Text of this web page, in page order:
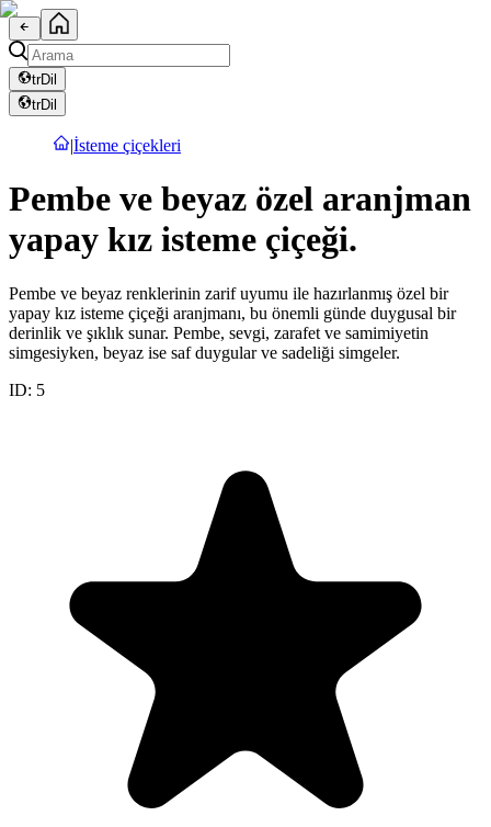
trDil
trDil
|İsteme çiçekleri
Pembe ve beyaz özel aranjman
yapay kız isteme çiçeği.
Pembe ve beyaz renklerinin zarif uyumu ile hazırlanmış özel bir
yapay kız isteme çiçeği aranjmanı, bu önemli günde duygusal bir
derinlik ve şıklık sunar. Pembe, sevgi, zarafet ve samimiyetin
simgesiyken, beyaz ise saf duygular ve sadeliği simgeler.
ID: 5